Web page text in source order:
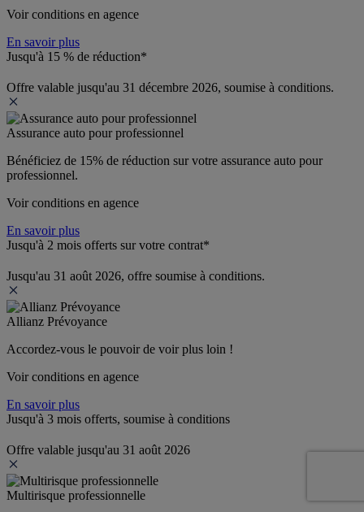
Voir conditions en agence
En savoir plus
Jusqu'à 15 % de réduction*
Offre valable jusqu'au 31 décembre 2026, soumise à conditions.
Assurance auto pour professionnel
Bénéficiez de 15% de réduction sur votre assurance auto pour
professionnel.
Voir conditions en agence
En savoir plus
Jusqu'à 2 mois offerts sur votre contrat*
Jusqu'au 31 août 2026, offre soumise à conditions.
Allianz Prévoyance
Accordez-vous le pouvoir de voir plus loin !
Voir conditions en agence
En savoir plus
Jusqu'à 3 mois offerts, soumise à conditions
Offre valable jusqu'au 31 août 2026
Multirisque professionnelle